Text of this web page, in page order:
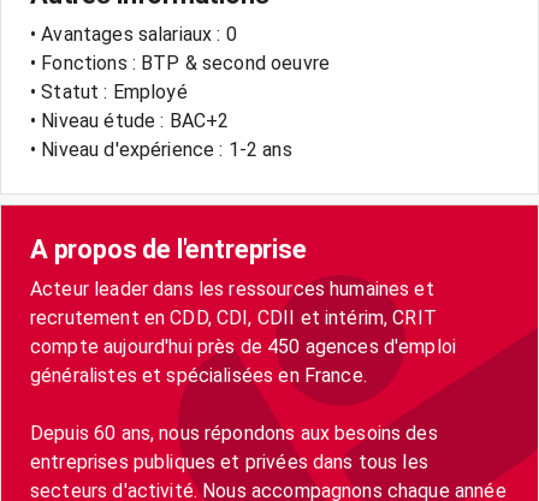
• Avantages salariaux : 0
• Fonctions : BTP & second oeuvre
• Statut : Employé
• Niveau étude : BAC+2
• Niveau d'expérience : 1-2 ans
A propos de l'entreprise
Acteur leader dans les ressources humaines et
recrutement en CDD, CDI, CDII et intérim, CRIT
compte aujourd'hui près de 450 agences d'emploi
généralistes et spécialisées en France.
Depuis 60 ans, nous répondons aux besoins des
entreprises publiques et privées dans tous les
secteurs d'activité. Nous accompagnons chaque année